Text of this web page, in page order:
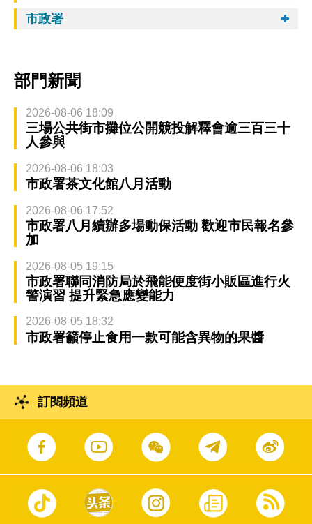
市政署
部門新聞
2026-08-06 18:09
三場公共街市攤位公開競投解釋會逾三百三十
人參與
2026-08-06 18:03
市政署茶文化館八月活動
2026-08-06 17:52
市政署八月續辦多場動保活動 歡迎市民報名參
加
2026-08-05 19:15
市政署聯同消防局於飛能便度街小販區進行火
警演習 提升緊急應變能力
2026-08-05 18:32
市政署籲停止食用一款可能含異物的果醬
訂閱頻道